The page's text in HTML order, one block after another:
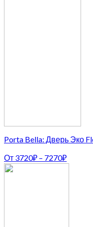
Porta Bella: Дверь Эко
От 3720₽ – 7270₽